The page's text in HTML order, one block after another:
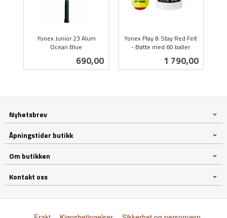
Yonex Junior 23 Alum
Ocean Blue
Pris
690,00
Yonex Play & Stay Red Felt
- Bøtte med 60 baller
Pris
1 790,00
Nyhetsbrev
Åpningstider butikk
Om butikken
Kontakt oss